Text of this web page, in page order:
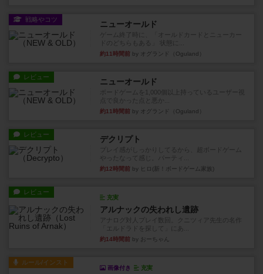
戦略やコツ ニューオールド
ゲーム終了時に、「オールドカードとニューカー
ドのどちらもある」 状態に...
約11時間前 by オグランド（Oguland）
レビュー ニューオールド
ボードゲームを1,000個以上持っているユーザー視
点で良かった点と悪か...
約11時間前 by オグランド（Oguland）
レビュー デクリプト
プレイ感がしっかりしてるから、超ボードゲーム
やったなって感じ。パーティ...
約12時間前 by ヒロ(新！ボードゲーム家族)
レビュー
充実
アルナックの失われし遺跡
アナログ対人プレイ数回。クニツィア先生の名作
「エルドラドを探して」にあ...
約14時間前 by おーちゃん
ルール/インスト
画像付き 充実